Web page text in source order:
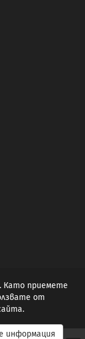
Като приемете
от
информация